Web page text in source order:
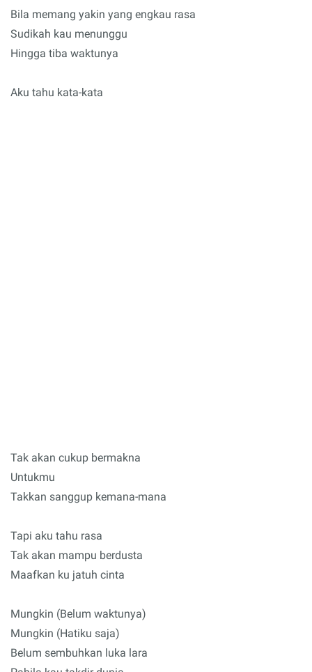
Bila memang yakin yang engkau rasa
Sudikah kau menunggu
Hingga tiba waktunya
Aku tahu kata-kata
Tak akan cukup bermakna
Untukmu
Takkan sanggup kemana-mana
Tapi aku tahu rasa
Tak akan mampu berdusta
Maafkan ku jatuh cinta
Mungkin (Belum waktunya)
Mungkin (Hatiku saja)
Belum sembuhkan luka lara